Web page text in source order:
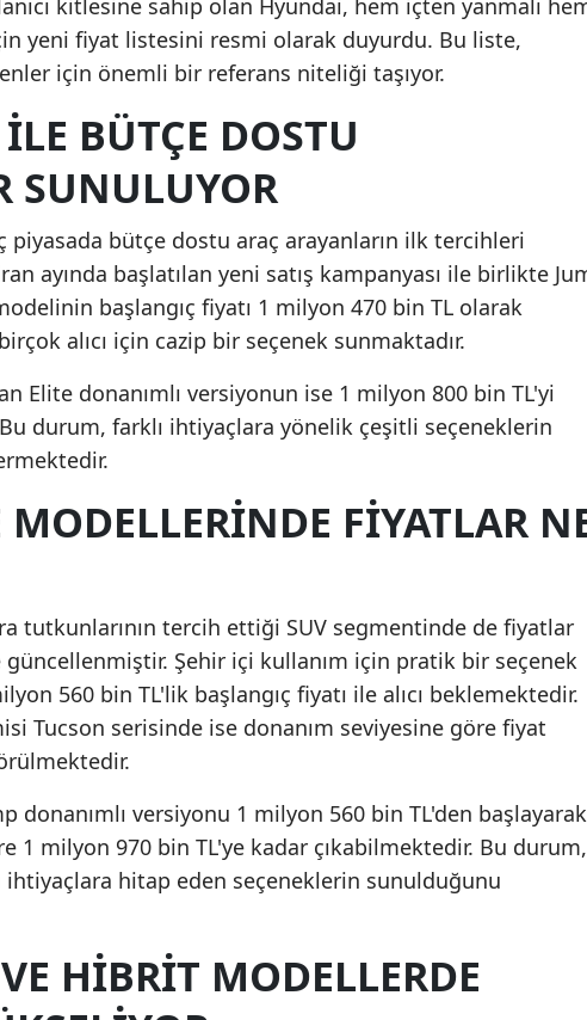
İstanbul
İzmir
Kars
Kastamonu
Kırklareli
Kırşehir
Konya
Malatya
Kahramanmaraş
Mardin
Muğla
Nevşehir
Niğde
Rize
Sakarya
kitlesine sahip olan Hyundai, hem içten yanmalı
yeni fiyat listesini resmi olarak duyurdu. Bu liste,
için önemli bir referans niteliği taşıyor.
BÜTÇE DOSTU
SUNULUYOR
piyasada bütçe dostu araç arayanların ilk tercihleri
ayında başlatılan yeni satış kampanyası ile birlikte
başlangıç fiyatı 1 milyon 470 bin TL olarak
alıcı için cazip bir seçenek sunmaktadır.
Elite donanımlı versiyonun ise 1 milyon 800 bin TL'yi
durum, farklı ihtiyaçlara yönelik çeşitli seçeneklerin
MODELLERINDE FIYATLAR
tutkunlarının tercih ettiği SUV segmentinde de fiyatlar
Şehir içi kullanım için pratik bir seçenek
560 bin TL'lik başlangıç fiyatı ile alıcı beklemektedir.
Tucson serisinde ise donanım seviyesine göre fiyat
donanımlı versiyonu 1 milyon 560 bin TL'den
1 milyon 970 bin TL'ye kadar çıkabilmektedir. Bu durum,
ihtiyaçlara hitap eden seçeneklerin sunulduğunu
HIBRIT MODELLERDE